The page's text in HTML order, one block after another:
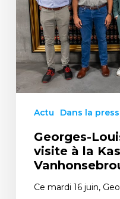
Actu Dans la
Georges-
visite à la
Ce mardi 16 juin,